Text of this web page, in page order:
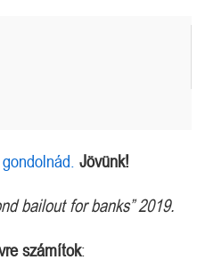
Jövünk!
bailout for banks” 2019.
számítok: